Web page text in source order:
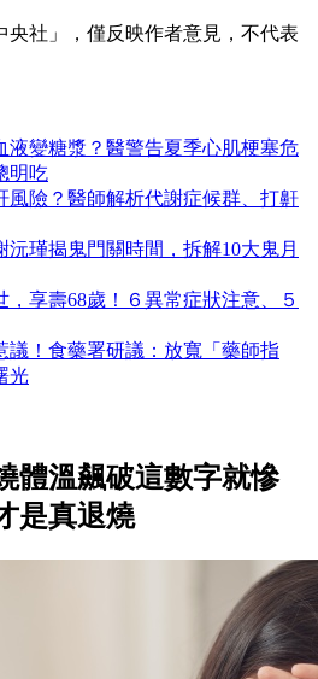
央社」，僅反映作者意見，不代表
液變糖漿？醫警告夏季心肌梗塞危
明吃
風險？醫師解析代謝症候群、打鼾
沅瑾揭鬼門關時間，拆解10大鬼月
享壽68歲！６異常症狀注意、５
議！食藥署研議：放寬「藥師指
光
體溫飆破這數字就慘
是真退燒